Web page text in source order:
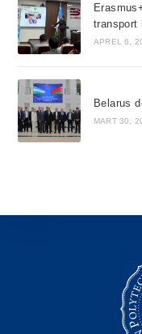
transport
APREL 6,
Belarus
MART 30,